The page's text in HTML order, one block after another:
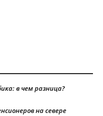
в чем разница?
на севере